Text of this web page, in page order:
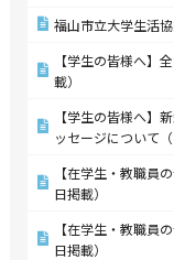
福山市立大学生活
【学生の皆様へ】
載）
【学生の皆様へ】
ッセージについて（
【在学生・教職員
日掲載）
【在学生・教職員
日掲載）